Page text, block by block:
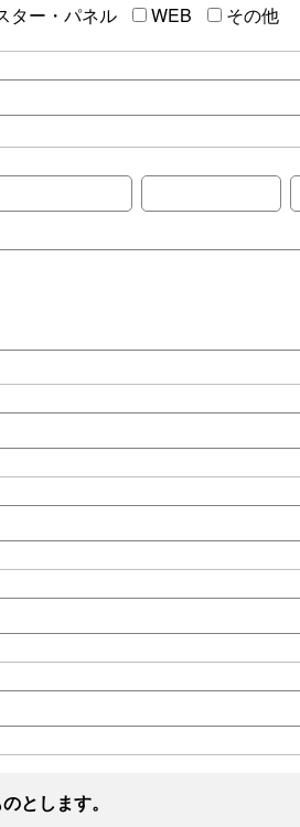
ター・パネル WEB その他
とします。